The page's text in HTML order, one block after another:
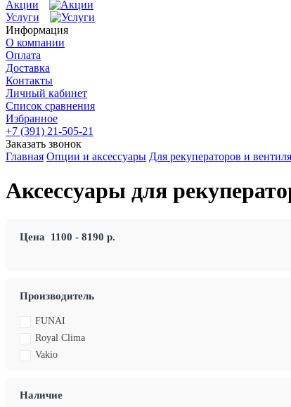
Акции
Услуги
Информация
О компании
Оплата
Доставка
Контакты
Личный кабинет
Список сравнения
Избранное
+7 (391) 21-505-21
Заказать звонок
Главная Опции и аксессуары Для рекуператоров и
Аксессуары для
Цена 1100 - 8190 р.
Производитель
FUNAI
Royal Clima
Vakio
Наличие